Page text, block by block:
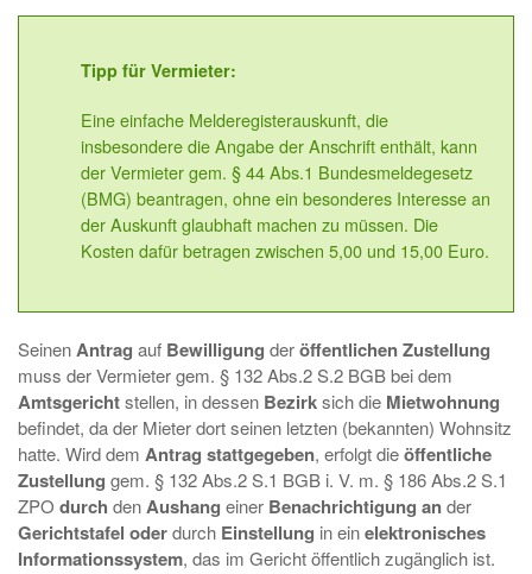
Tipp für Vermieter:
Eine einfache Melderegisterauskunft, die
insbesondere die Angabe der Anschrift enthält, kann
der Vermieter gem. § 44 Abs.1 Bundesmeldegesetz
(BMG) beantragen, ohne ein besonderes Interesse an
der Auskunft glaubhaft machen zu müssen. Die
Kosten dafür betragen zwischen 5,00 und 15,00 Euro.
SeinenAntrag auf Bewilligung deröffentlichen Zustellung
muss der Vermieter gem. § 132 Abs.2 S.2 BGB bei dem
Amtsgerichtstellen, in dessen Bezirksich die Mietwohnung
befindet, da der Mieter dort seinen letzten (bekannten) Wohnsitz
hatte. Wird dem Antrag stattgegeben, erfolgt dieöffentliche
Zustellung gem. § 132 Abs.2 S.1 BGB i. V. m. § 186 Abs.2 S.1
ZPO durch denAushang einer Benachrichtigung ander
Gerichtstafel oderdurch Einstellung in einelektronisches
Informationssystem, das im Gericht öffentlich zugänglich ist.